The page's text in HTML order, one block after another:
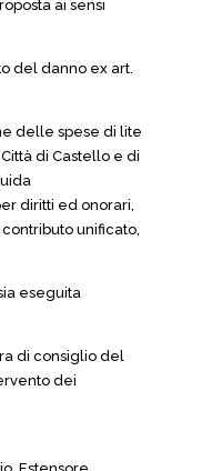
ai sensi
del danno ex art.
delle spese di lite
di Castello e di
diritti ed onorari,
unificato,
eseguita
di consiglio del
dei